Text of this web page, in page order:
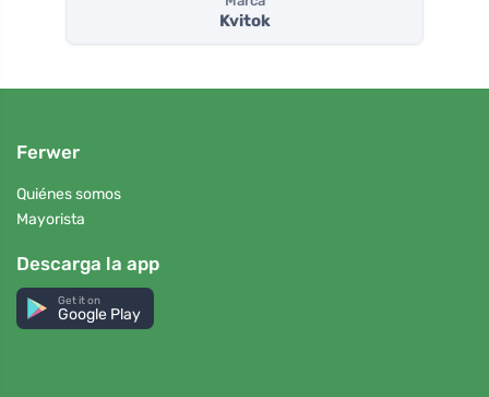
Kvitok
Ferwer
Quiénes somos
Mayorista
Descarga la app
Get it on
Google Play